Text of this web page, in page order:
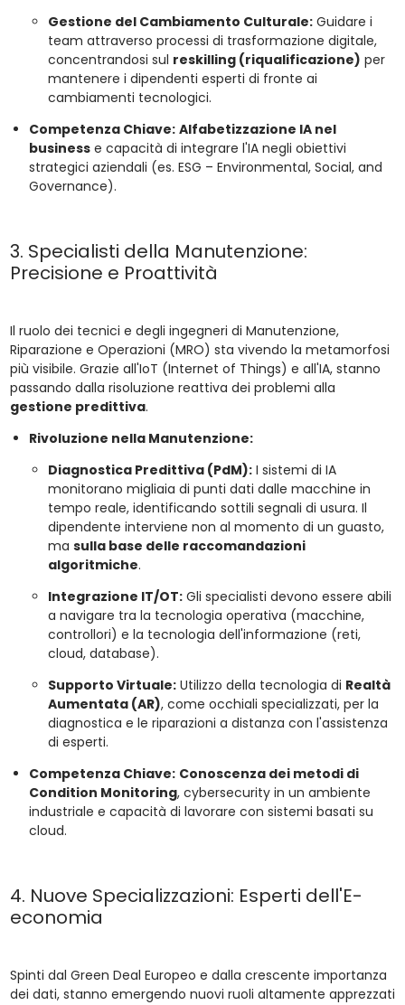
Gestione del Cambiamento Culturale:Guidare i
team attraverso processi di trasformazione digitale,
concentrandosi sul reskilling (riqualificazione) per
mantenere i dipendenti esperti di fronte ai
cambiamenti tecnologici.
Competenza Chiave: Alfabetizzazione IA nel
businesse capacità di integrare l'IA negli obiettivi
strategici aziendali (es. ESG – Environmental, Social, and
Governance).
3. Specialisti della Manutenzione:
Precisione e Proattività
Il ruolo dei tecnici e degli ingegneri di Manutenzione,
Riparazione e Operazioni (MRO) sta vivendo la metamorfosi
più visibile. Grazie all'IoT (Internet of Things) e all'IA, stanno
passando dalla risoluzione reattiva dei problemi alla
gestione predittiva.
Rivoluzione nella Manutenzione:
Diagnostica Predittiva (PdM):I sistemi di IA
monitorano migliaia di punti dati dalle macchine in
tempo reale, identificando sottili segnali di usura. Il
dipendente interviene non al momento di un guasto,
ma sulla base delle raccomandazioni
algoritmiche.
Integrazione IT/OT:Gli specialisti devono essere abili
a navigare tra la tecnologia operativa (macchine,
controllori) e la tecnologia dell'informazione (reti,
cloud, database).
Supporto Virtuale:Utilizzo della tecnologia di Realtà
Aumentata (AR), come occhiali specializzati, per la
diagnostica e le riparazioni a distanza con l'assistenza
di esperti.
Competenza Chiave: Conoscenza dei metodi di
Condition Monitoring, cybersecurity in un ambiente
industriale e capacità di lavorare con sistemi basati su
cloud.
4. Nuove Specializzazioni: Esperti dell'E-
economia
Spinti dal Green Deal Europeo e dalla crescente importanza
dei dati, stanno emergendo nuovi ruoli altamente apprezzati